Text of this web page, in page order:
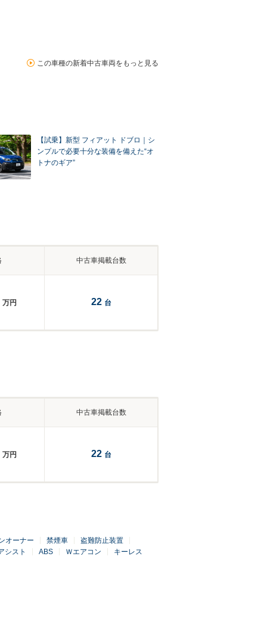
この車種の新着中古車両をもっと見る
【試乗】新型 フィアット ドブロ｜シ
ンプルで必要十分な装備を備えた“オ
トナのギア”
中古車掲載台数
万円 22 台
中古車掲載台数
万円 22 台
オーナー 禁煙車
盗難防止装置
シスト
ABS Ｗエアコン キーレス